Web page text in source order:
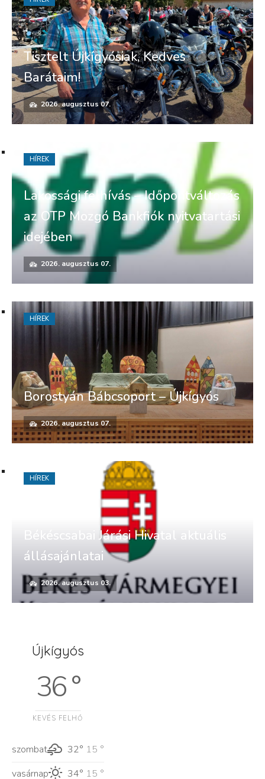
Tisztelt Újkígyósiak, Kedves
Barátaim!
2026. augusztus 07.
Lakossági felhívás – Időpontváltozás
az OTP Mozgó Bankfiók nyitvatartási
idejében
2026. augusztus 07.
HÍREK
Borostyán Bábcsoport – Újkígyós
2026. augusztus 07.
HÍREK
Békéscsabai Járási Hivatal aktuális
állásajánlatai
2026. augusztus 03.
HÍREK
Újkígyós
36 °
KEVÉS FELHŐ
szombat 32° 15 °
vasárnap
34° 15 °